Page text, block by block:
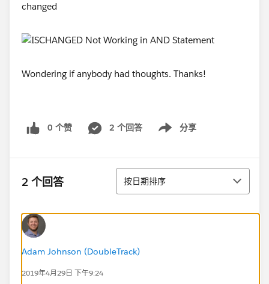
changed
Wondering if anybody had thoughts. Thanks!
0 个赞 2 个回答 分享
Show menu
2 个回答 排序
按日期排序
Adam Johnson (DoubleTrack)
2019年4月29日 下午9:24